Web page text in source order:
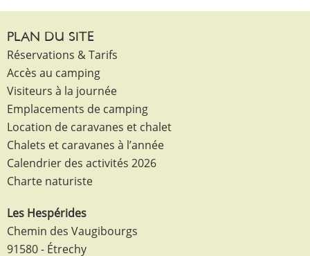
PLAN DU SITE
Réservations & Tarifs
Accès au camping
Visiteurs à la journée
Emplacements de camping
Location de caravanes et chalet
Chalets et caravanes à l’année
Calendrier des activités 2026
Charte naturiste
Les Hespérides
Chemin des Vaugibourgs
91580 - Étrechy